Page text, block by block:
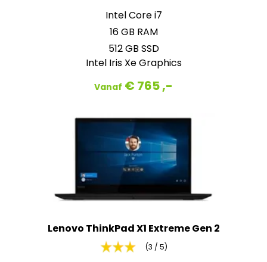
Intel Core i7
16 GB RAM
512 GB SSD
Intel Iris Xe Graphics
Vanaf € 765 ,-
Lenovo ThinkPad X1 Extreme Gen 2
(3 / 5)